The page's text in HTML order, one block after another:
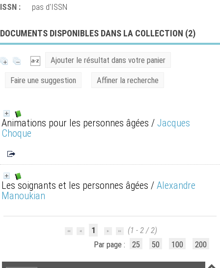
ISSN :
pas d'ISSN
DOCUMENTS DISPONIBLES DANS LA COLLECTION (2)
Ajouter le résultat dans votre panier
Faire une suggestion Affiner la recherche
Animations pour les personnes âgées / Jacques
Choque
Les soignants et les personnes âgées / Alexandre
Manoukian
1
(1 - 2 / 2)
Par page :
25 50 100 200